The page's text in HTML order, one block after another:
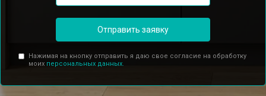
Отправить заявку
Нажимая на кнопку отправить я даю свое согласие на обработку
моих персональных данных.